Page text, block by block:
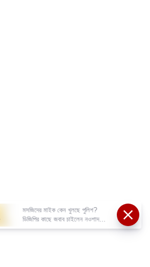
মসজিদের মাইক কেন খুলছে পুলিশ?
ডিজিপির কাছে জবাব চাইলেন নওশাদ
সিদ্দিকী; ব্যাখ্যা না মিললে আইনি পদক্ষেপের